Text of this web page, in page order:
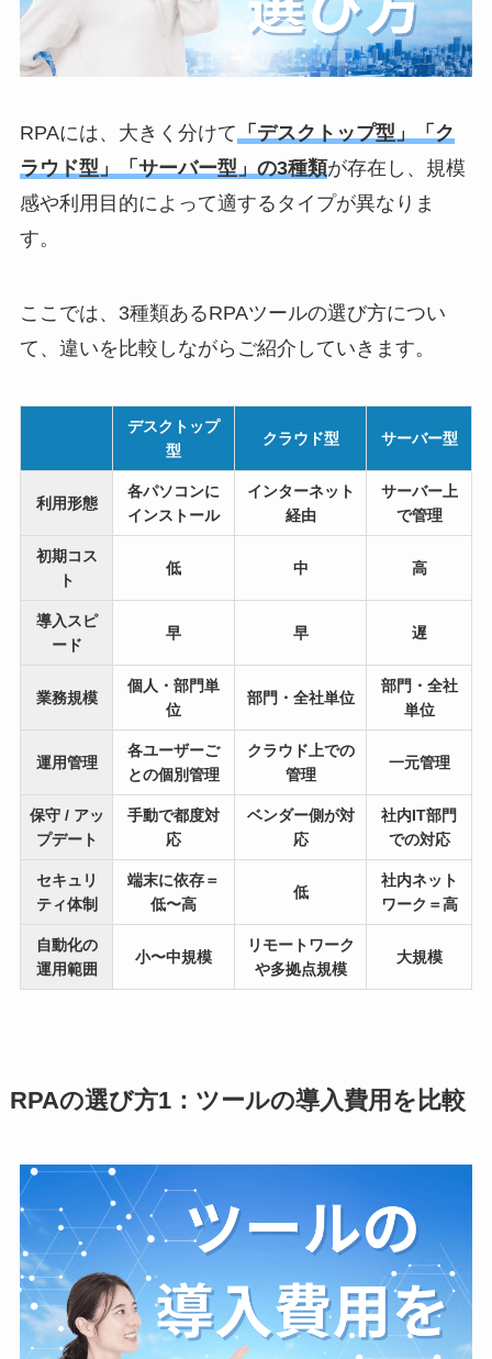
RPAには、大きく分けて「デスクトップ型」「ク
ラウド型」「サーバー型」の3種類が存在し、規模
感や利用目的によって適するタイプが異なりま
す。
ここでは、3種類あるRPAツールの選び方につい
て、違いを比較しながらご紹介していきます。
デスクトップ
型
クラウド型 サーバー型
利用形態
各パソコンに
インストール
インターネット
経由
サーバー上
で管理
初期コス
ト
低 中 高
導入スピ
ード
早 早 遅
業務規模
個人・部門単
位
部門・全社単位
部門・全社
単位
運用管理
各ユーザーご
との個別管理
クラウド上での
管理
一元管理
保守 / アッ
プデート
手動で都度対
応
ベンダー側が対
応
社内IT部門
での対応
セキュリ
ティ体制
端末に依存＝
低〜高
低
社内ネット
ワーク＝高
自動化の
運用範囲
小〜中規模
リモートワーク
や多拠点規模
大規模
RPAの選び方1：ツールの導入費用を比較